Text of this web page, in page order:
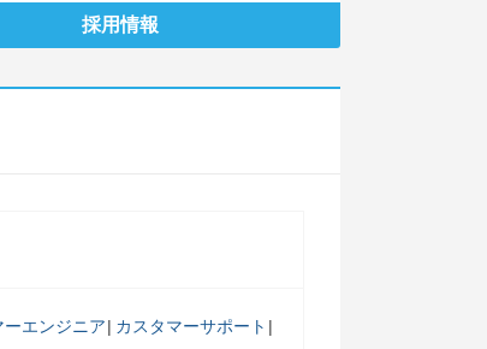
採用情報
ーエンジニア
カスタマーサポート